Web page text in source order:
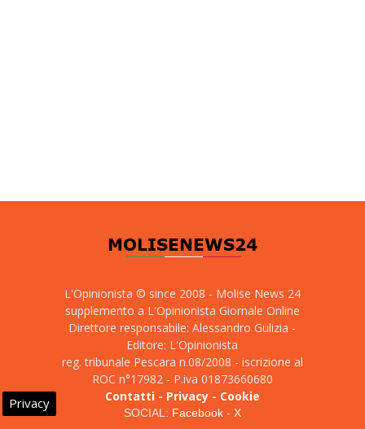
L'Opinionista © since 2008 - Molise News 24
supplemento a L'Opinionista Giornale Online
Direttore responsabile: Alessandro Gulizia -
Editore: L'Opinionista
reg. tribunale Pescara n.08/2008 - iscrizione al
ROC n°17982 - P.iva 01873660680
Contatti- Privacy- Cookie
SOCIAL: Facebook- X
Privacy